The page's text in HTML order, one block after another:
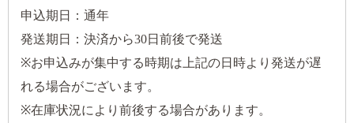
申込期日：通年
発送期日：決済から30日前後で発送
※お申込みが集中する時期は上記の日時より発送が遅
れる場合がございます。
※在庫状況により前後する場合があります。